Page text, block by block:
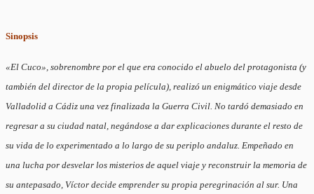
Sinopsis
«El Cuco», sobrenombre por el que era conocido el abuelo del protagonista (y
también del director de la propia película), realizó un enigmático viaje desde
Valladolid a Cádiz una vez finalizada la Guerra Civil. No tardó demasiado en
regresar a su ciudad natal, negándose a dar explicaciones durante el resto de
su vida de lo experimentado a lo largo de su periplo andaluz. Empeñado en
una lucha por desvelar los misterios de aquel viaje y reconstruir la memoria de
su antepasado, Víctor decide emprender su propia peregrinación al sur. Una